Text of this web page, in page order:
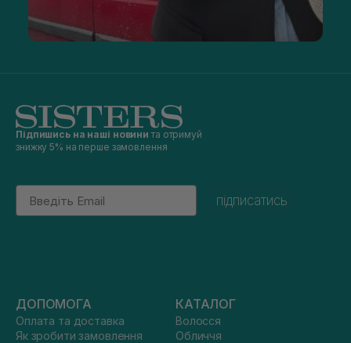
Підпишись на наші новини та отримуй
знижку 5% на перше замовлення
Email
підписатись
ДОПОМОГА
Оплата та доставка
Як зробити замовлення
КАТАЛОГ
Волосся
Обличчя